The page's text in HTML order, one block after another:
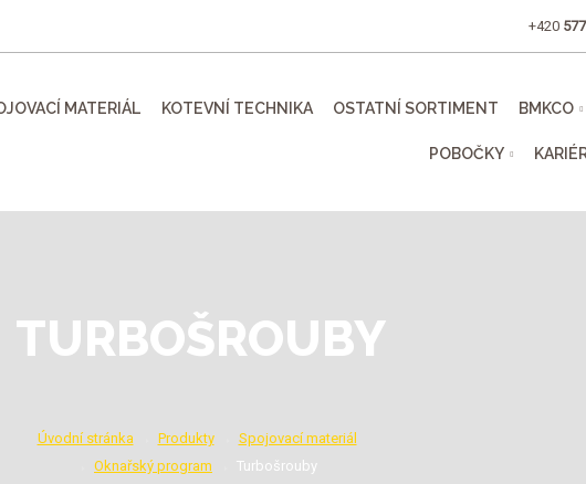
+420
MATERIÁL KOTEVNÍ TECHNIKA OSTATNÍ SORTIMENT BMKCO
POBOČKY
TURBOŠROUBY
Úvodní stránka Produkty
Spojovací materiál
Oknařský program
Turbošrouby